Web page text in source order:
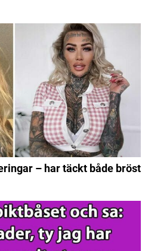
– har täckt både bröst